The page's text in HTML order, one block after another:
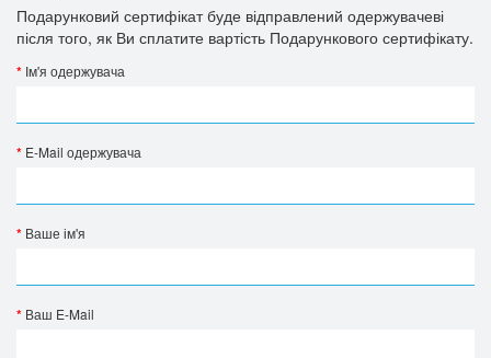
Подарунковий сертифікат буде відправлений одержувачеві
після того, як Ви сплатите вартість Подарункового сертифікату.
Ім'я одержувача
E-Mail одержувача
Ваше ім'я
Ваш E-Mail